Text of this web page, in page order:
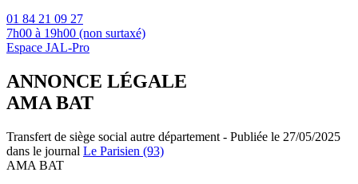
01 84 21 09 27
7h00 à 19h00 (non surtaxé)
Espace JAL-Pro
ANNONCE LÉGALE
AMA BAT
Transfert de siège social autre département - Publiée le 27/05/2025
dans le journal Le Parisien (93)
AMA BAT